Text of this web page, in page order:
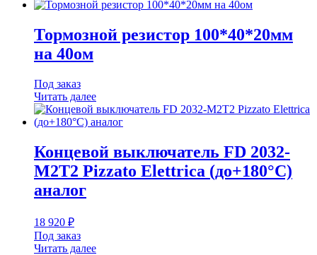
Тормозной резистор 100*40*20мм
на 40ом
Под заказ
Читать далее
Концевой выключатель FD 2032-
M2T2 Pizzato Elettrica (до+180°C)
аналог
18 920 ₽
Под заказ
Читать далее